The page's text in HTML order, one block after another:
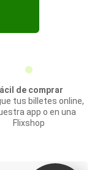
de comprar
tus billetes online,
app o en una
Flixshop